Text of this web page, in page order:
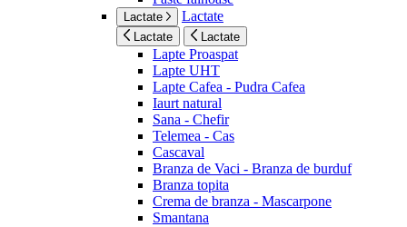
Lactate Lactate
Lactate Lactate
Lapte Proaspat
Lapte UHT
Lapte Cafea - Pudra Cafea
Iaurt natural
Sana - Chefir
Telemea - Cas
Cascaval
Branza de Vaci - Branza de burduf
Branza topita
Crema de branza - Mascarpone
Smantana